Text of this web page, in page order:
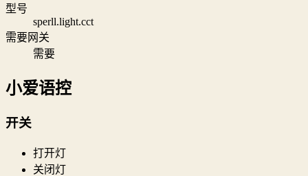
型号
sperll.light.cct
需要网关
需要
小爱语控
开关
打开灯
关闭灯